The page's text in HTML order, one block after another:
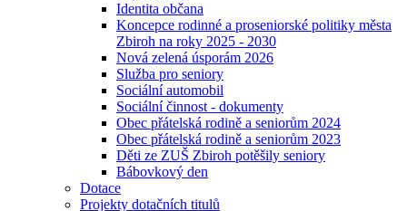
Identita občana
Koncepce rodinné a proseniorské politiky města
Zbiroh na roky 2025 - 2030
Nová zelená úsporám 2026
Služba pro seniory
Sociální automobil
Sociální činnost - dokumenty
Obec přátelská rodině a seniorům 2024
Obec přátelská rodině a seniorům 2023
Děti ze ZUŠ Zbiroh potěšily seniory
Bábovkový den
Dotace
Projekty dotačních titulů